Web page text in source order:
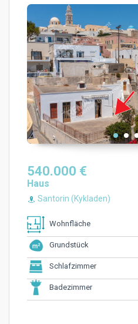
540.000 €
Haus
Santorin (Kykladen)
Wohnfläche
Grundstück
Schlafzimmer
Badezimmer